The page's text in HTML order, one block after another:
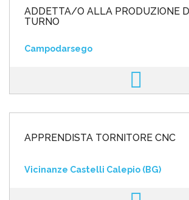
ADDETTA/O ALLA PRODUZIONE
TURNO
Campodarsego
APPRENDISTA TORNITORE CNC
Vicinanze Castelli Calepio (BG)